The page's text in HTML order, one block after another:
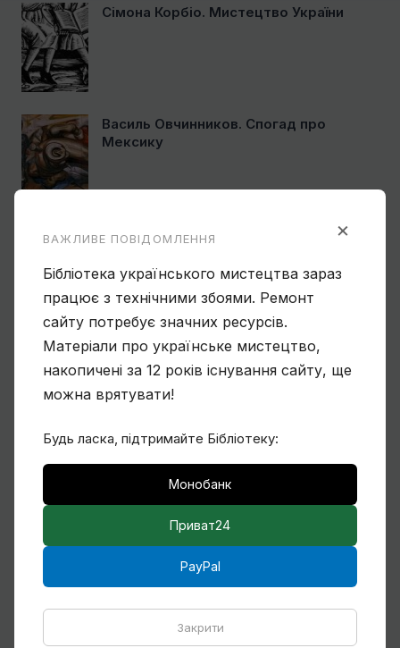
Сімона Корбіо. Мистецтво України
Василь Овчинников. Спогад про
Мексику
Ще один учень Нарбута і його
Чому Віктор Замирайло український
художник?
Михайла Сапожникова
Кілька слів про дружин і дітей Михайла
Бойчука
×
ВАЖЛИВЕ ПОВІДОМЛЕННЯ
Бібліотека українського мистецтва зараз
працює з технічними збоями. Ремонт
сайту потребує значних ресурсів.
Матеріали про українське мистецтво,
накопичені за 12 років існування сайту, ще
можна врятувати!
Будь ласка, підтримайте Бібліотеку:
Монобанк
Приват24
PayPal
Закрити